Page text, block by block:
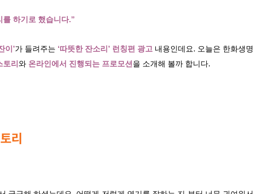
하기로 했습니다.”
이’가 들려주는 ‘따뜻한 잔소리’ 런칭편 광고 내용인데요. 오늘은 한화생명
토리 와 온라인에서 진행되는 프로모션 을 소개해 볼까 합니다.
리